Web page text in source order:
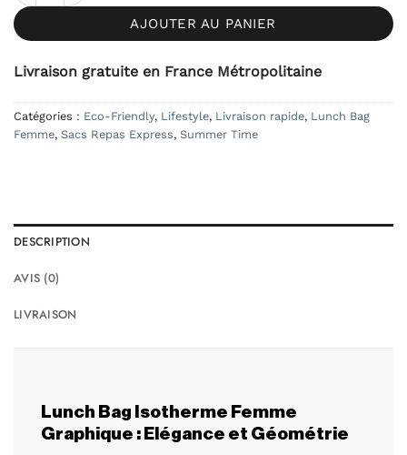
AJOUTER AU PANIER
Livraison gratuite en France Métropolitaine
Catégories : Eco-Friendly, Lifestyle, Livraison rapide, Lunch Bag
Femme, Sacs Repas Express, Summer Time
DESCRIPTION
AVIS (0)
LIVRAISON
Lunch Bag Isotherme Femme
Graphique : Elégance et Géométrie